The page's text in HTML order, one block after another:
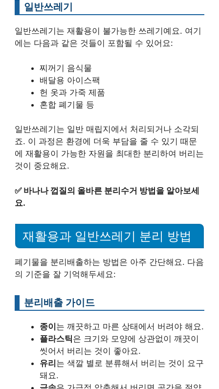
일반쓰레기
일반쓰레기는 재활용이 불가능한 쓰레기예요. 여기
에는 다음과 같은 것들이 포함될 수 있어요:
찌꺼기 음식물
배달용 아이스팩
헌 옷과 가죽 제품
혼합 폐기물 등
일반쓰레기는 일반 매립지에서 처리되거나 소각되
죠. 이 과정은 환경에 더욱 부담을 줄 수 있기 때문
에 재활용이 가능한 자원을 최대한 분리하여 버리는
것이 중요해요.
✅ 바나나 껍질의 올바른 분리수거 방법을 알아보세
요.
재활용과 일반쓰레기 분리 방법
폐기물을 분리배출하는 방법은 아주 간단해요. 다음
의 기준을 잘 기억해두세요:
분리배출 가이드
종이는 깨끗하고 마른 상태에서 버려야 해요.
플라스틱은 크기와 모양에 상관없이 깨끗이
씻어서 버리는 것이 좋아요.
유리는 색깔 별로 분류해서 버리는 것이 요구
돼요.